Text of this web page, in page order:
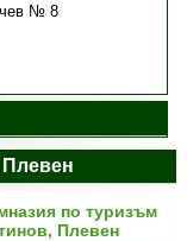
№ 8
по туризъм
Плевен